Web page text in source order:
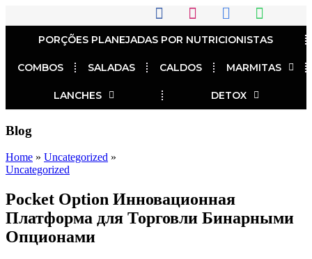
PORÇÕES PLANEJADAS POR NUTRICIONISTAS​
COMBOS SALADAS CALDOS MARMITAS
LANCHES DETOX
Blog
Home » Uncategorized »
Uncategorized
Pocket Option Инновационная
Платформа для Торговли Бинарными
Опционами